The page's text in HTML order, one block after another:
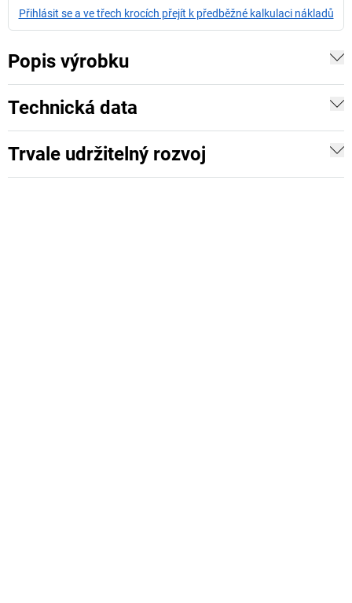
Přihlásit se a ve třech krocích přejít k předběžné kalkulaci nákladů
Popis výrobku
Technická data
Trvale udržitelný rozvoj